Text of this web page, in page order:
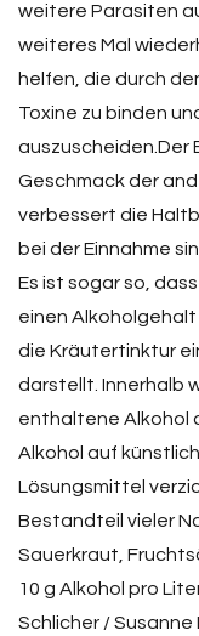
weitere Parasiten
weiteres Mal
helfen, die durch
Toxine zu binden
auszuscheiden.Der
Geschmack der
verbessert die
bei der Einnahme
Es ist sogar so,
einen Alkoholgehalt
die Kräutertinktur
darstellt. Innerhalb
enthaltene Alkohol
Alkohol auf
Lösungsmittel
Bestandteil vieler
Sauerkraut,
10 g Alkohol pro
Schlicher / Susanne